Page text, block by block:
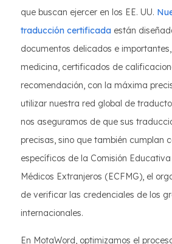
que buscan ejercer en los EE. UU.
traducción certificada están
documentos delicados e
medicina, certificados de
recomendación, con la máxima
utilizar nuestra red global de
nos aseguramos de que sus
precisas, sino que también cumplan
específicos de la Comisión
Médicos Extranjeros (ECFMG), el
de verificar las credenciales de los
internacionales.
En MotaWord, optimizamos el